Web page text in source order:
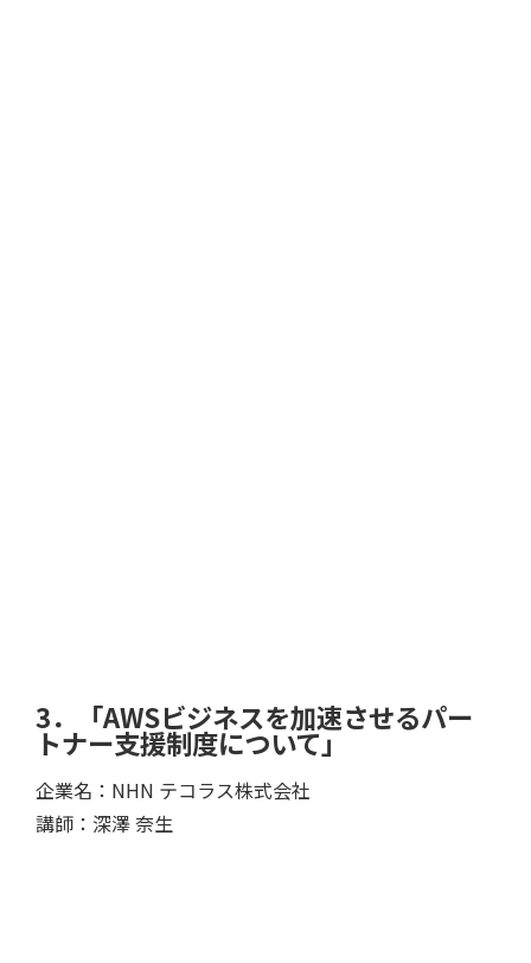
3．「AWSビジネスを加速させるパー
トナー支援制度について」
企業名：NHN テコラス株式会社
講師：深澤 奈生